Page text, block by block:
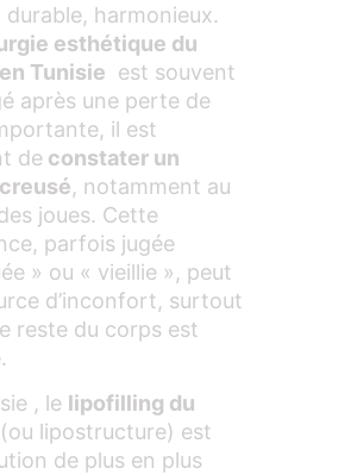
durable, harmonieux.
esthétique du
Tunisie est souvent
après une perte de
il est
de constater un
, notamment au
joues. Cette
parfois jugée
» ou « vieillie », peut
d’inconfort, surtout
reste du corps est
, le lipofilling du
(ou lipostructure) est
de plus en plus